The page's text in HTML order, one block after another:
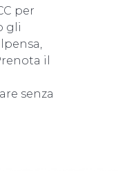
per
gli
il
senza